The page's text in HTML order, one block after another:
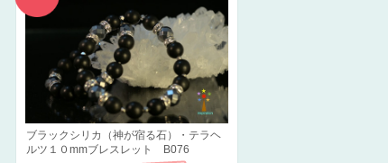
ブラックシリカ（神が宿る石）・テラヘ
ルツ１０mmブレスレット B076